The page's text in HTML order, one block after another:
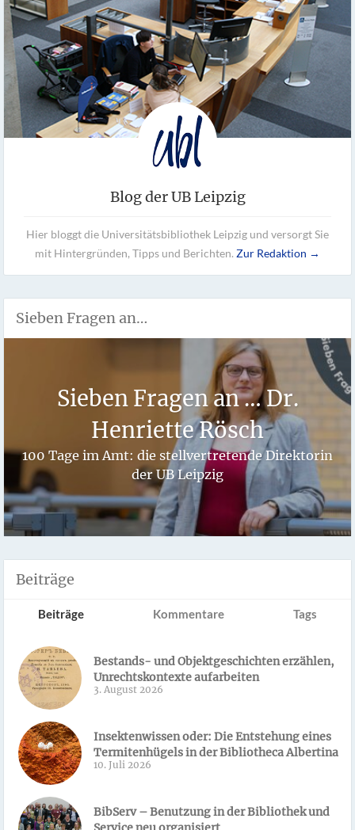
Blog der UB Leipzig
Hier bloggt die Universitätsbibliothek Leipzig und versorgt Sie
mit Hintergründen, Tipps und Berichten. Zur Redaktion →
Sieben Fragen an…
Sieben Fragen an … Dr.
Henriette Rösch
100 Tage im Amt: die stellvertretende Direktorin
der UB Leipzig
Beiträge
Beiträge Kommentare Tags
Bestands- und Objektgeschichten erzählen,
Unrechtskontexte aufarbeiten
3. August 2026
Insektenwissen oder: Die Entstehung eines
Termitenhügels in der Bibliotheca Albertina
10. Juli 2026
BibServ – Benutzung in der Bibliothek und